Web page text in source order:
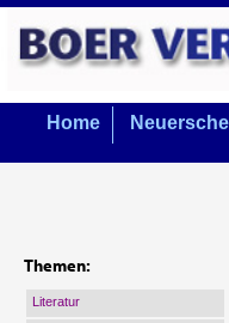
Home
Themen:
Literatur